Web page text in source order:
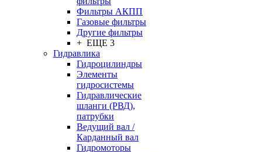
Фильтры АКПП
Газовые фильтры
Другие фильтры
+ ЕЩЕ 3
Гидравлика
Гидроцилиндры
Элементы
гидросистемы
Гидравлические
шланги (РВД),
патрубки
Ведущий вал /
Карданный вал
Гидромоторы